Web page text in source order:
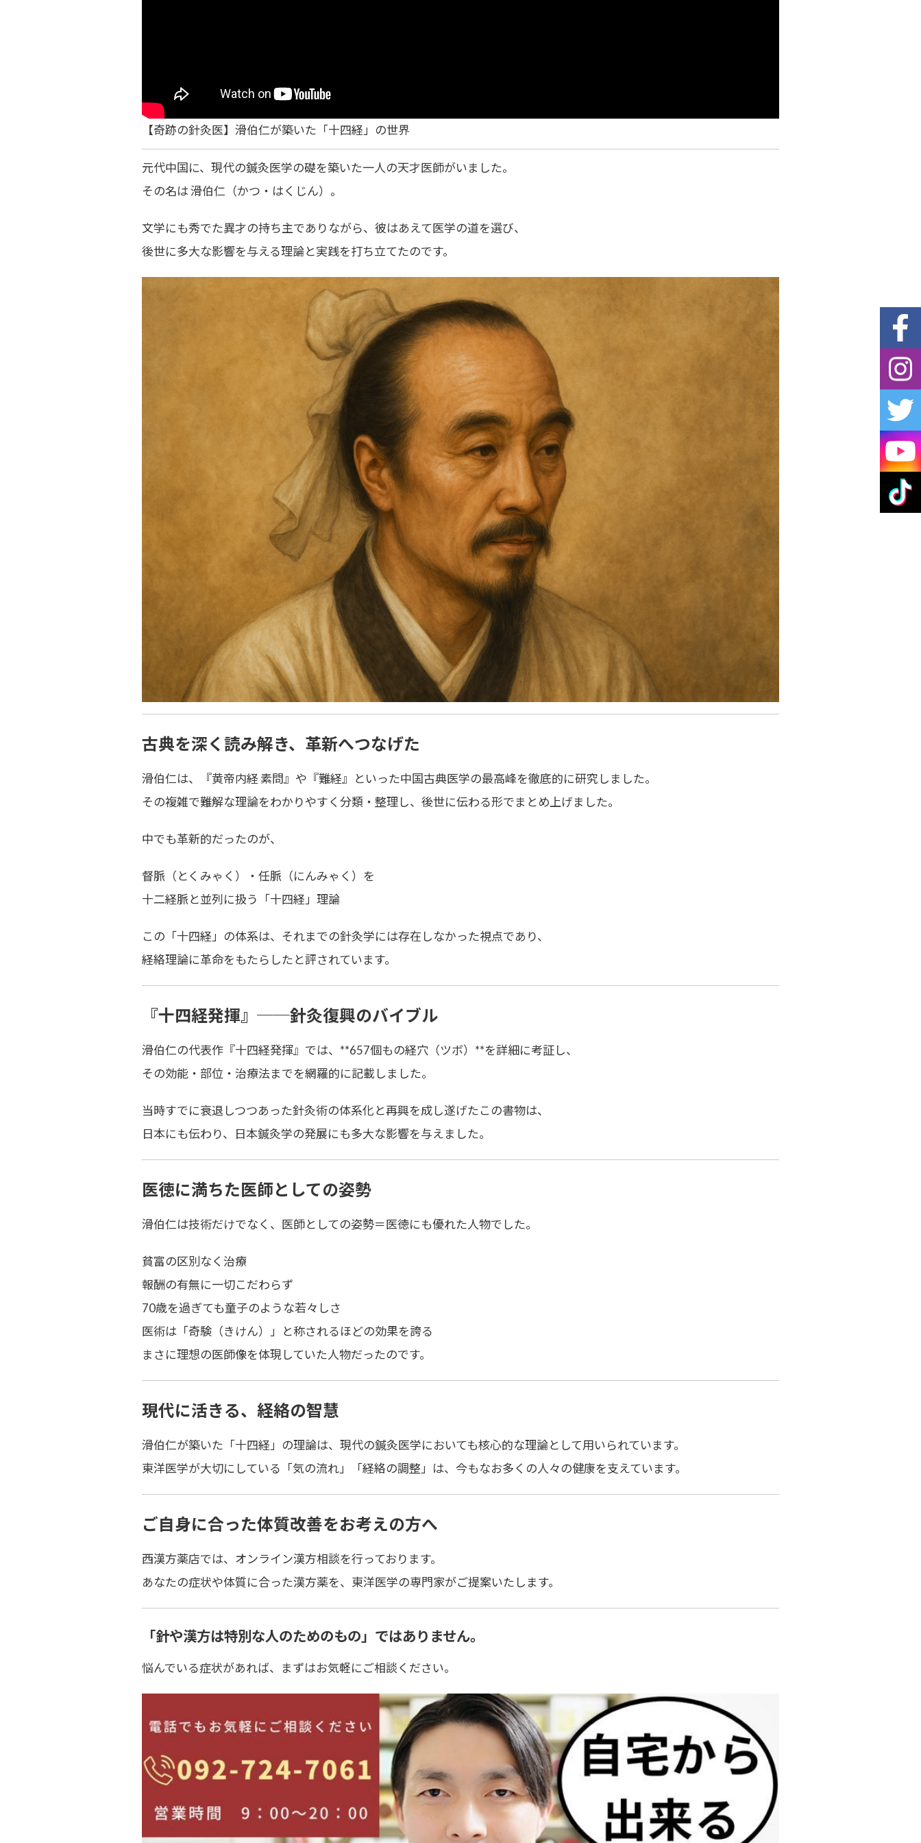
【奇跡の針灸医】滑伯仁が築いた「十四経」の世界
元代中国に、 現代の鍼灸医学の礎を築いた一人の天才医師がいました。
その名は滑伯仁（かつ・はくじん） 。
文学にも秀でた異才の持ち主でありながら、彼はあえて医学の道を選び、
後世に多大な影響を与える理論と実践を打ち立てたのです。
古典を深く読み解き、革新へつなげた
滑伯仁は、『黄帝内経 素問』や『難経』といった中国古典医学の最高峰を徹底的に研究しました。
その複雑で難解な理論をわかりやすく 分類・整理し、後世に伝わる形でまとめ上げました。
中でも革新的だったのが、
督脈（とくみゃく）・任脈（にんみゃく）を
十二経脈と並列に扱う「十四経」理論
この「十四経」の体系は、それまでの針灸学には存在しなかった視点であり、
経絡理論に革命をもたらしたと評されています。
『十四経発揮』──針灸復興のバイブル
滑伯仁の代表作『十四経発揮』では、**657個もの経穴（ツボ）**を詳細に考証し、
その効能・部位・治療法までを網羅的に記載しました。
当時すでに衰退しつつあった針灸術の体系化と再興を成し遂げたこの書物は、
日本にも伝わり、日本鍼灸学の発展にも多大な影響を与えました。
医徳に満ちた医師としての姿勢
滑伯仁は技術だけでなく、 医師としての姿勢＝医徳にも優れた人物でした。
貧富の区別なく治療
報酬の有無に一切こだわらず
70歳を過ぎても童子のような若々しさ
医術は「奇験（きけん） 」と称されるほどの効果を誇る
まさに理想の医師像を体現していた人物だったのです。
現代に活きる、経絡の智慧
滑伯仁が築いた「十四経」の理論は、現代の鍼灸医学においても核心的な理論として用いられています。
東洋医学が大切にしている「気の流れ」「経絡の調整」は、今もなお多くの人々の健康を支えています。
ご自身に合った体質改善をお考えの方へ
西漢方薬店では、 オンライン漢方相談を行っております。
あなたの症状や体質に合った漢方薬を、東洋医学の専門家がご提案いたします。
「針や漢方は特別な人のためのもの」ではありません。
悩んでいる症状があれば、 まずはお気軽にご相談ください。